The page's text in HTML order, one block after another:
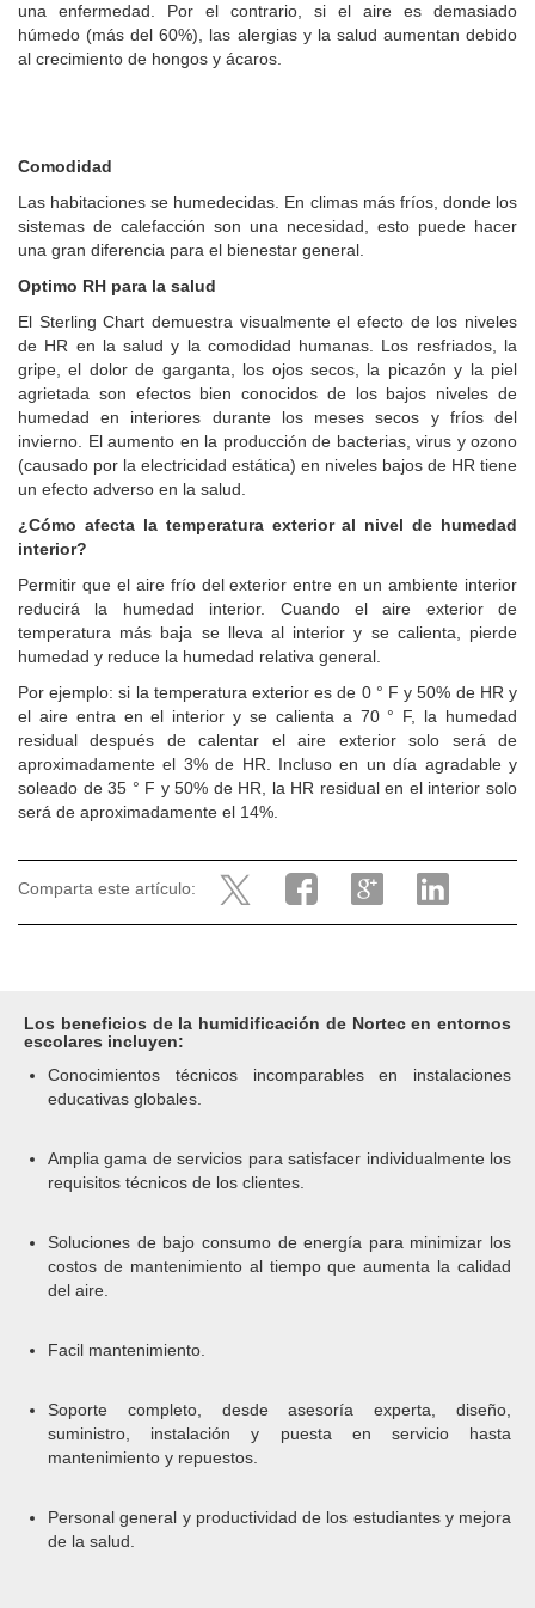
una enfermedad. Por el contrario, si el aire es demasiado
húmedo (más del 60%), las alergias y la salud aumentan debido
al crecimiento de hongos y ácaros.
Comodidad
Las habitaciones se humedecidas. En climas más fríos, donde los
sistemas de calefacción son una necesidad, esto puede hacer
una gran diferencia para el bienestar general.
Optimo RH para la salud
El Sterling Chart demuestra visualmente el efecto de los niveles
de HR en la salud y la comodidad humanas. Los resfriados, la
gripe, el dolor de garganta, los ojos secos, la picazón y la piel
agrietada son efectos bien conocidos de los bajos niveles de
humedad en interiores durante los meses secos y fríos del
invierno. El aumento en la producción de bacterias, virus y ozono
(causado por la electricidad estática) en niveles bajos de HR tiene
un efecto adverso en la salud.
¿Cómo afecta la temperatura exterior al nivel de humedad
interior?
Permitir que el aire frío del exterior entre en un ambiente interior
reducirá la humedad interior. Cuando el aire exterior de
temperatura más baja se lleva al interior y se calienta, pierde
humedad y reduce la humedad relativa general.
Por ejemplo: si la temperatura exterior es de 0 ° F y 50% de HR y
el aire entra en el interior y se calienta a 70 ° F, la humedad
residual después de calentar el aire exterior solo será de
aproximadamente el 3% de HR. Incluso en un día agradable y
soleado de 35 ° F y 50% de HR, la HR residual en el interior solo
será de aproximadamente el 14%.
Comparta este artículo:
Los beneficios de la humidificación de Nortec en entornos
escolares incluyen:
Conocimientos técnicos incomparables en instalaciones
educativas globales.
Amplia gama de servicios para satisfacer individualmente los
requisitos técnicos de los clientes.
Soluciones de bajo consumo de energía para minimizar los
costos de mantenimiento al tiempo que aumenta la calidad
del aire.
Facil mantenimiento.
Soporte completo, desde asesoría experta, diseño,
suministro, instalación y puesta en servicio hasta
mantenimiento y repuestos.
Personal general y productividad de los estudiantes y mejora
de la salud.